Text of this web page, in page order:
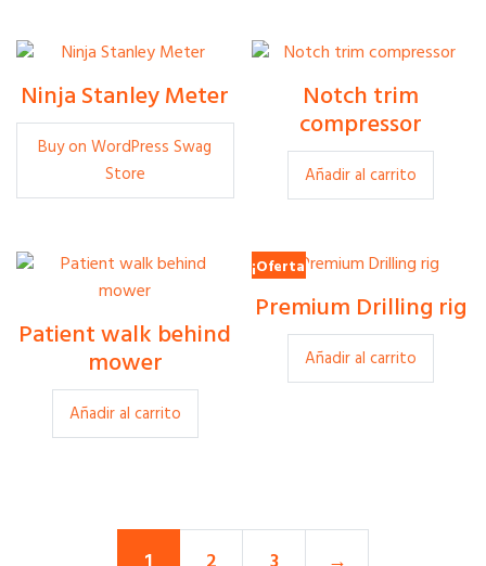
£5.00
Ninja Stanley Meter
Buy on WordPress Swag
Store
£299.00
Notch trim
compressor
Añadir al carrito
£35.00
Patient walk behind
mower
Añadir al carrito
¡Oferta!
£380.00
Premium Drilling rig
Añadir al carrito